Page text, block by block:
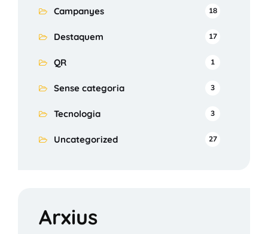
Campanyes 18
Destaquem 17
QR 1
Sense categoria 3
Tecnologia 3
Uncategorized 27
Arxius